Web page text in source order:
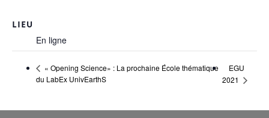
LIEU
En ligne
« Opening Science» : La prochaine École thématique
du LabEx UnivEarthS
EGU
2021